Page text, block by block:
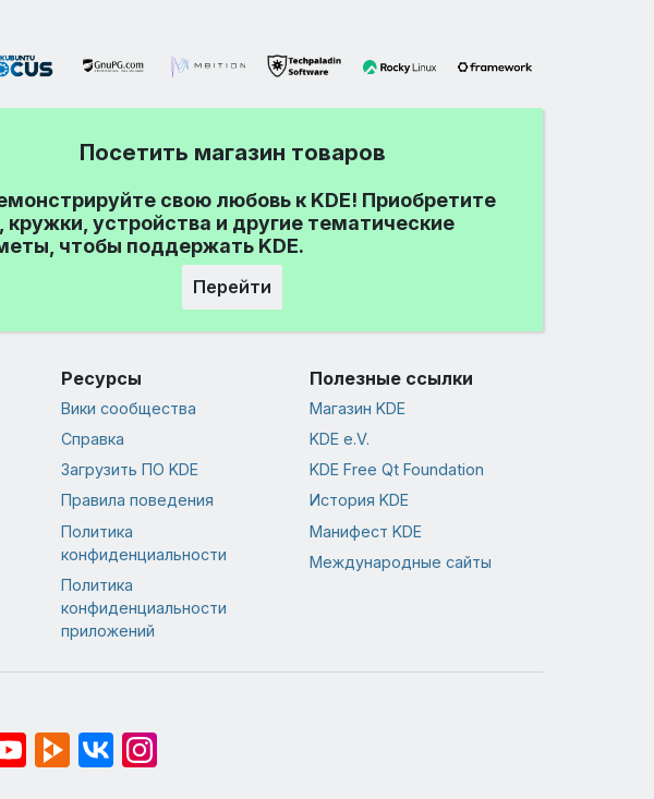
Посетить магазин товаров
свою любовь к KDE! Приобретите
кружки, устройства и другие тематические
чтобы поддержать KDE.
Перейти
Ресурсы
Вики сообщества
Справка
Загрузить ПО KDE
Правила поведения
Политика
конфиденциальности
Политика
конфиденциальности
приложений
Полезные ссылки
Магазин KDE
KDE e.V.
KDE Free Qt Foundation
История KDE
Манифест KDE
Международные сайты